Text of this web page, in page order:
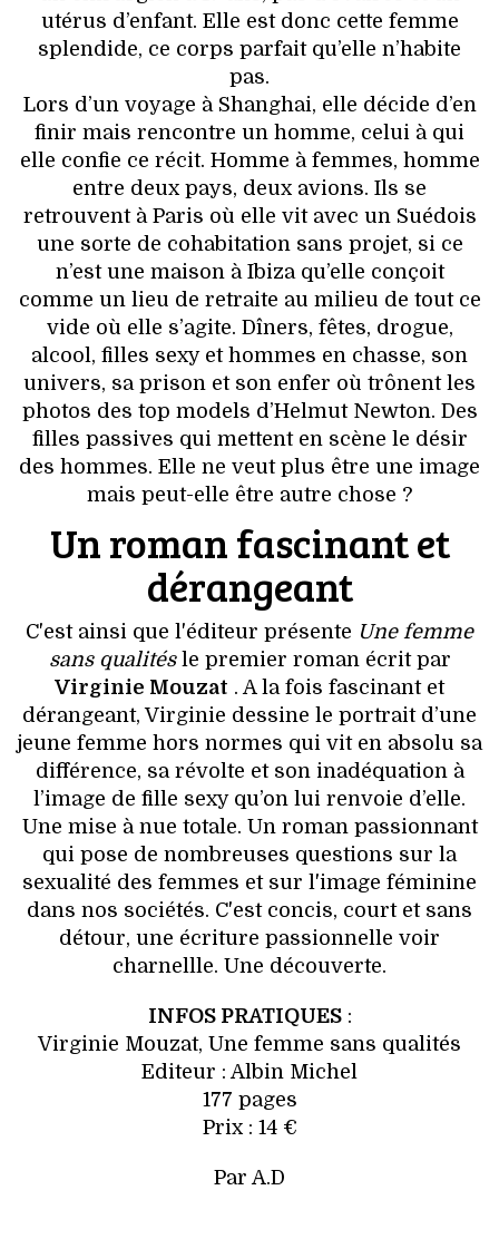
DÉCO
VOYAGES & LOISIRS
utérus d’enfant. Elle est donc cette femme
splendide, ce corps parfait qu’elle n’habite
pas.
Lors d’un voyage à Shanghai, elle décide d’en
finir mais rencontre un homme, celui à qui
elle confie ce récit. Homme à femmes, homme
entre deux pays, deux avions. Ils se
retrouvent à Paris où elle vit avec un Suédois
une sorte de cohabitation sans projet, si ce
n’est une maison à Ibiza qu’elle conçoit
comme un lieu de retraite au milieu de tout ce
vide où elle s’agite. Dîners, fêtes, drogue,
alcool, filles sexy et hommes en chasse, son
univers, sa prison et son enfer où trônent les
photos des top models d’Helmut Newton. Des
filles passives qui mettent en scène le désir
des hommes. Elle ne veut plus être une image
mais peut-elle être autre chose ?
Un roman fascinant et
dérangeant
C'est ainsi que l'éditeur présente Une femme
sans qualitésle premier roman écrit par
Virginie Mouzat . A la fois fascinant et
dérangeant, Virginie dessine le portrait d’une
jeune femme hors normes qui vit en absolu sa
différence, sa révolte et son inadéquation à
l’image de fille sexy qu’on lui renvoie d’elle.
Une mise à nue totale. Un roman passionnant
qui pose de nombreuses questions sur la
sexualité des femmes et sur l'image féminine
dans nos sociétés. C'est concis, court et sans
détour, une écriture passionnelle voir
charnellle. Une découverte.
INFOS PRATIQUES:
Virginie Mouzat, Une femme sans qualités
Editeur : Albin Michel
177 pages
Prix : 14 €
Par A.D